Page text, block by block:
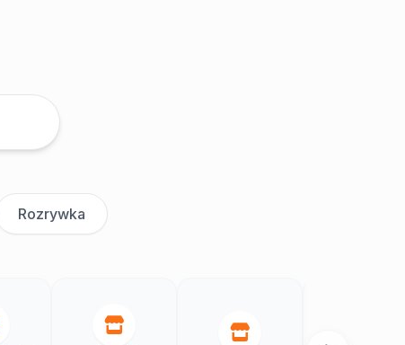
Rozrywka